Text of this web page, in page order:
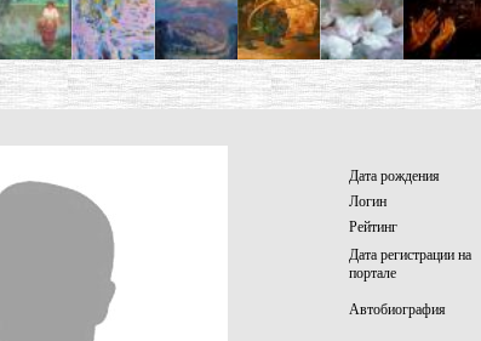
Дата рождения
Логин
Рейтинг
Дата регистрации на
портале
Автобиография